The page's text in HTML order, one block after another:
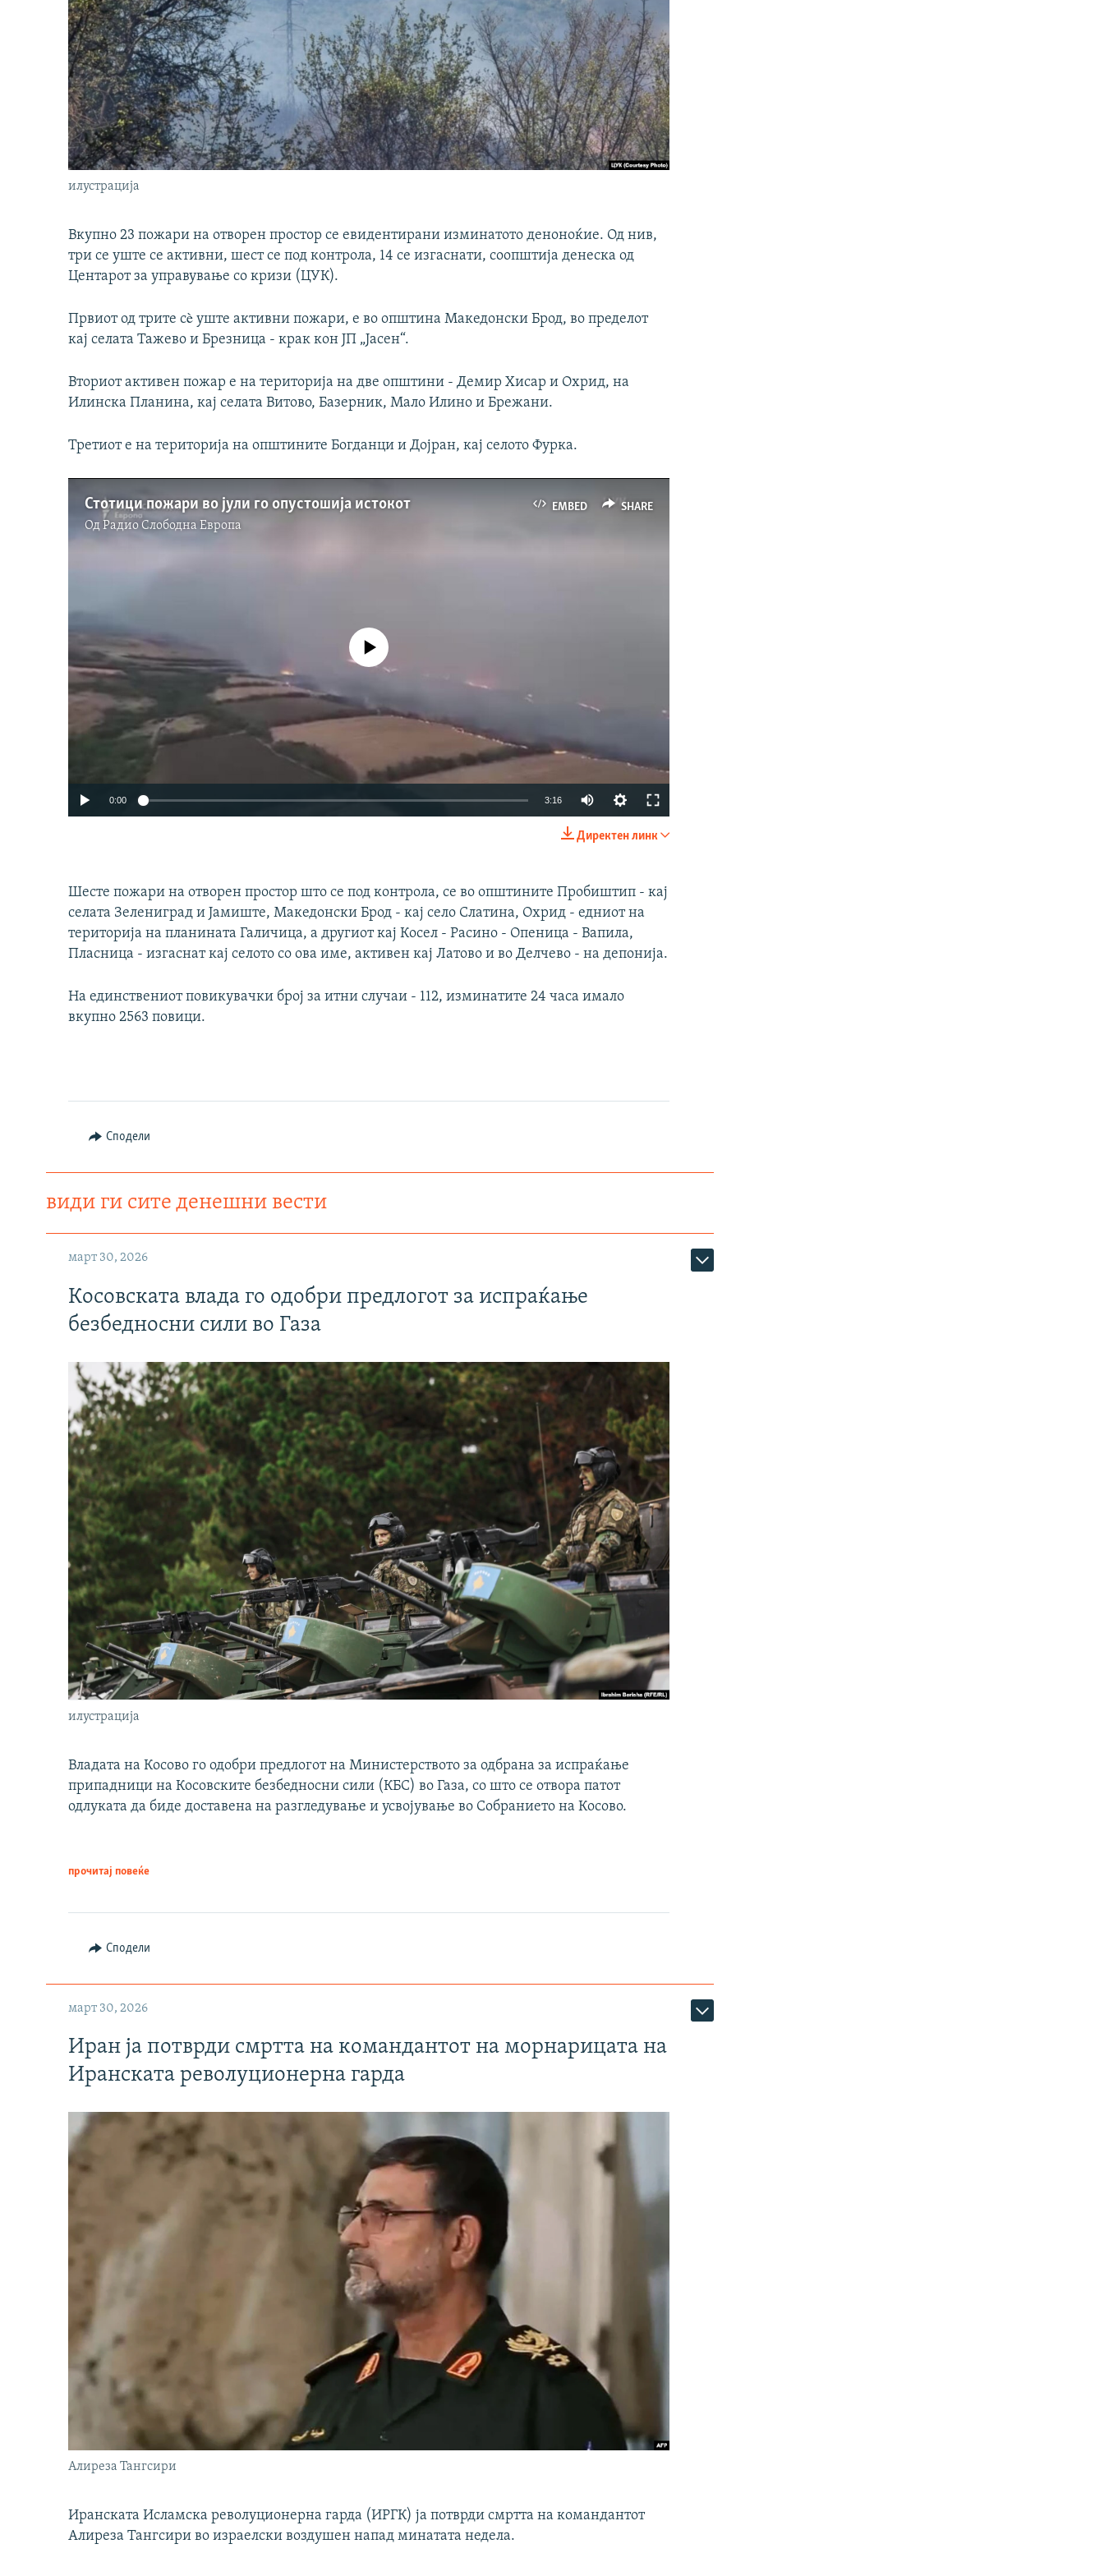
илустрација
Вкупно 23 пожари на отворен простор се евидентирани изминатото деноноќие. Од нив,
три сe уште се активни, шест се под контрола, 14 се изгаснати, соопштија денеска од
Центарот за управување со кризи (ЦУК).
Првиот од трите сè уште активни пожари, е во општина Македонски Брод, во пределот
кај селата Тажево и Брезница - крак кон ЈП „Јасен“.
Вториот активен пожар е на територија на две општини - Демир Хисар и Охрид, на
Илинска Планина, кај селата Витово, Базерник, Мало Илино и Брежани.
Третиот е на територија на општините Богданци и Дојран, кај селото Фурка.
EMBED SHARE
Стотици пожари во јули го опустошија истокот
ОдРадио Слободна Eвропа
SHARE
Auto 240p 360p 480p
720p 1080p
No media source currently available
0:00 3:16
720p
1080p
Директен линк
Шесте пожари на отворен простор што се под контрола, се во општините Пробиштип - кај
селата Зелениград и Јамиште, Македонски Брод - кај село Слатина, Охрид - едниот на
територија на планината Галичица, а другиот кај Косел - Расино - Опеница - Вапила,
Пласница - изгаснат кај селото со ова име, активен кај Латово и во Делчево - на депонија.
На единствениот повикувачки број за итни случаи - 112, изминатите 24 часа имало
вкупно 2563 повици.
Сподели
види ги сите денешни вести
март 30, 2026
Косовската влада го одобри предлогот за испраќање
безбедносни сили во Газа
илустрација
Владата на Косово го одобри предлогот на Министерството за одбрана за испраќање
припадници на Косовските безбедносни сили (КБС) во Газа, со што се отвора патот
одлуката да биде доставена на разгледување и усвојување во Собранието на Косово.
прочитај повеќе
Сподели
март 30, 2026
Иран ја потврди смртта на командантот на морнарицата на
Иранската револуционерна гарда
Алиреза Тангсири
Иранската Исламска револуционерна гарда (ИРГК) ја потврди смртта на командантот
Алиреза Тангсири во израелски воздушен напад минатата недела.